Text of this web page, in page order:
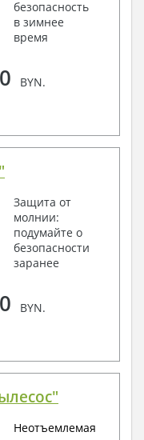
безопасность
в зимнее
время
BYN.
Защита от
молнии:
подумайте о
безопасности
заранее
BYN.
Неотъемлемая